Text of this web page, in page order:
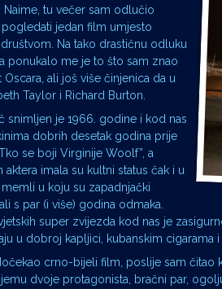
tu večer sam odlučio
jedan film umjesto
Na tako drastičnu odluku
ponukalo me je to što sam znao
ali još više činjenica da u
Taylor i Richard Burton.
snimljen je 1966. godine i kod nas
dobrih desetak godina prije
se boji Virginije Woolf”, a
aktera imala su kultni status čak i u
u koju su zapadnjački
s par (i više) godina odmaka.
super zvijezda kod nas je
u dobroj kapljici, kubanskim cigarama
crno-bijeli film, poslije sam
dvoje protagonista, bračni par,